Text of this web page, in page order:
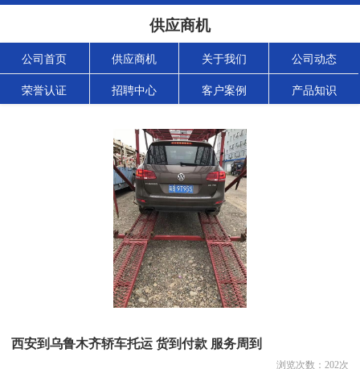
供应商机
公司首页 供应商机 关于我们 公司动态
荣誉认证 招聘中心 客户案例 产品知识
西安到乌鲁木齐轿车托运 货到付款 服务周到
浏览次数： 202次